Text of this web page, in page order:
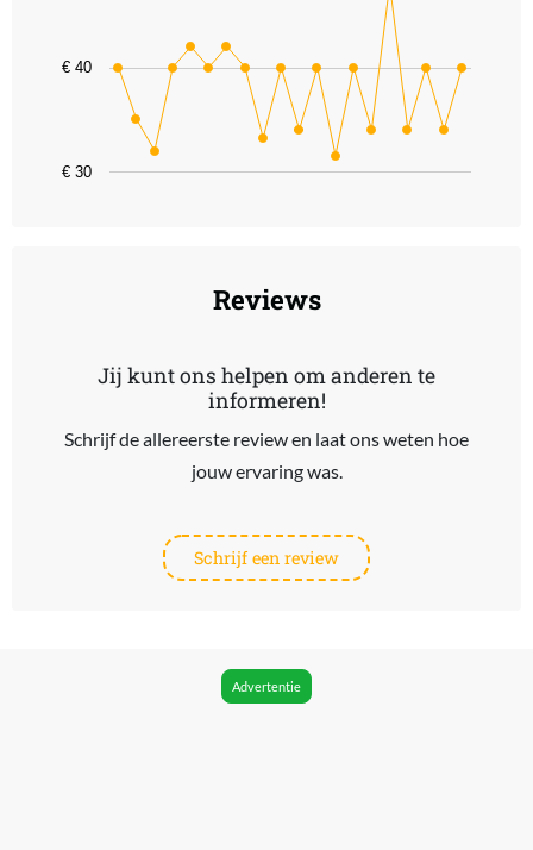
The chart has 1 Y axis displaying values. Data ranges from 31.53
€ 30
€ 40
Reviews
Jij kunt ons helpen om anderen te
informeren!
Schrijf de allereerste review en laat ons weten hoe
jouw ervaring was.
Schrijf een review
Advertentie